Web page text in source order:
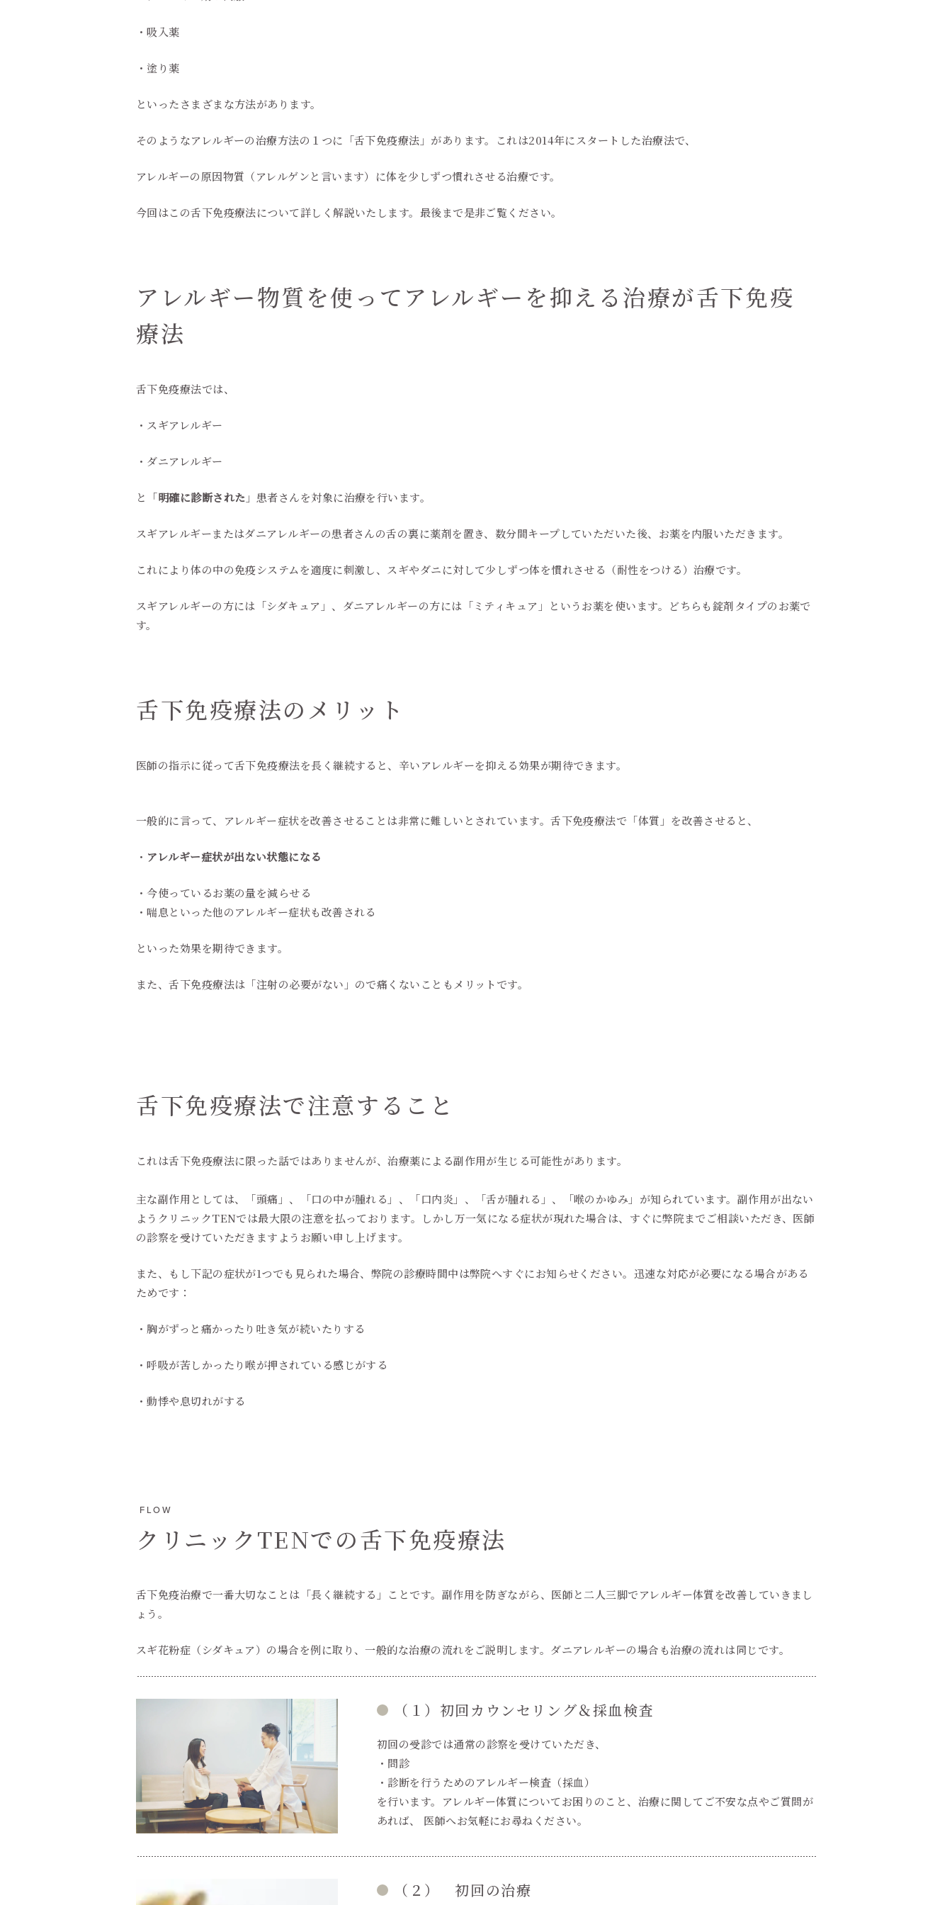
・吸入薬
・塗り薬
といったさまざまな方法があります。
そのようなアレルギーの治療方法の１つに「舌下免疫療法」があります。これは2014年にスタートした治療法で、
アレルギーの原因物質（アレルゲンと言います）に体を少しずつ慣れさせる治療です。
今回はこの舌下免疫療法について詳しく解説いたします。最後まで是非ご覧ください。
アレルギー物質を使ってアレルギーを抑える治療が舌下免疫
療法
舌下免疫療法では、
・スギアレルギー
・ダニアレルギー
と「明確に診断された 」患者さんを対象に治療を行います。
スギアレルギーまたはダニアレルギーの患者さんの舌の裏に薬剤を置き、数分間キープしていただいた後、お薬を内服いただきます。
これにより体の中の免疫システムを適度に刺激し、スギやダニに対して少しずつ体を慣れさせる（耐性をつける）治療です。
スギアレルギーの方には「シダキュア」、ダニアレルギーの方には「ミティキュア」というお薬を使います。どちらも錠剤タイプのお薬で
す。
舌下免疫療法のメリット
医師の指示に従って舌下免疫療法を長く継続すると、辛いアレルギーを抑える効果が期待できます。
一般的に言って、アレルギー症状を改善させることは非常に難しいとされています。舌下免疫療法で「体質」を改善させると、
・ アレルギー症状が出ない状態になる
・今使っているお薬の量を減らせる
・喘息といった他のアレルギー症状も改善される
といった効果を期待できます。
また、舌下免疫療法は「注射の必要がない」ので痛くないこともメリットです。
舌下免疫療法で注意すること
これは舌下免疫療法に限った話ではありませんが、治療薬による副作用が生じる可能性があります。
主な副作用としては、「頭痛」、「口の中が腫れる」、「口内炎」、「舌が腫れる」、「喉のかゆみ」が知られています。副作用が出ない
ようクリニックTENでは最大限の注意を払っております。しかし万一気になる症状が現れた場合は、すぐに弊院までご相談いただき、医師
の診察を受けていただきますようお願い申し上げます。
また、もし下記の症状が1つでも見られた場合、弊院の診療時間中は弊院へすぐにお知らせください。迅速な対応が必要になる場合がある
ためです：
・胸がずっと痛かったり吐き気が続いたりする
・呼吸が苦しかったり喉が押されている感じがする
・動悸や息切れがする
FLOW
クリニックTENでの舌下免疫療法
舌下免疫治療で一番大切なことは「長く継続する」ことです。副作用を防ぎながら、医師と二人三脚でアレルギー体質を改善していきまし
ょう。
スギ花粉症（シダキュア）の場合を例に取り、一般的な治療の流れをご説明します。ダニアレルギーの場合も治療の流れは同じです。
（１）初回カウンセリング＆採血検査
初回の受診では通常の診察を受けていただき、
・問診
・診断を行うためのアレルギー検査（採血）
を行います。アレルギー体質についてお困りのこと、治療に関してご不安な点やご質問が
あれば、 医師へお気軽にお尋ねください。
（２） 初回の治療